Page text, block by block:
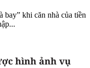
bay” khi căn nhà của tiền
hình ảnh vụ